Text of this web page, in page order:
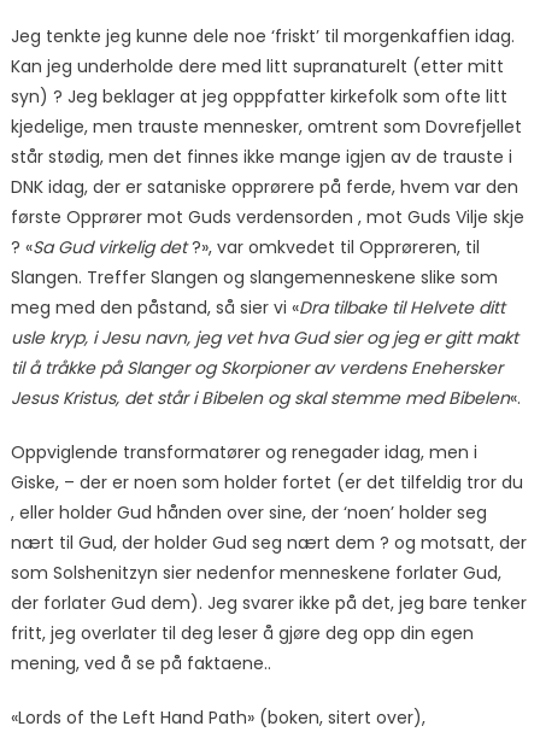
Jeg tenkte jeg kunne dele noe ‘friskt’ til morgenkaffien idag.
Kan jeg underholde dere med litt supranaturelt (etter mitt
syn) ? Jeg beklager at jeg opppfatter kirkefolk som ofte litt
kjedelige, men trauste mennesker, omtrent som Dovrefjellet
står stødig, men det finnes ikke mange igjen av de trauste i
DNK idag, der er sataniske opprørere på ferde, hvem var den
første Opprører mot Guds verdensorden , mot Guds Vilje skje
? «Sa Gud virkelig det?», var omkvedet til Opprøreren, til
Slangen. Treffer Slangen og slangemenneskene slike som
meg med den påstand, så sier vi «Dra tilbake til Helvete ditt
usle kryp, i Jesu navn, jeg vet hva Gud sier og jeg er gitt makt
til å tråkke på Slanger og Skorpioner av verdens Enehersker
Jesus Kristus, det står i Bibelen og skal stemme med Bibelen«.
Oppviglende transformatører og renegader idag, men i
Giske, – der er noen som holder fortet (er det tilfeldig tror du
, eller holder Gud hånden over sine, der ‘noen’ holder seg
nært til Gud, der holder Gud seg nært dem ? og motsatt, der
som Solshenitzyn sier nedenfor menneskene forlater Gud,
der forlater Gud dem). Jeg svarer ikke på det, jeg bare tenker
fritt, jeg overlater til deg leser å gjøre deg opp din egen
mening, ved å se på faktaene..
«Lords of the Left Hand Path» (boken, sitert over),